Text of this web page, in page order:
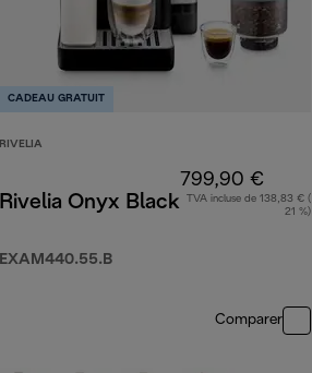
CADEAU GRATUIT
RIVELIA
Rivelia Onyx Black
EXAM440.55.B
799,90 €
TVA incluse de 138,83 € (
21 %)
Comparer